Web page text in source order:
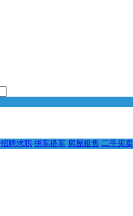
招聘求职 拼车搭车 房屋租售 二手买卖